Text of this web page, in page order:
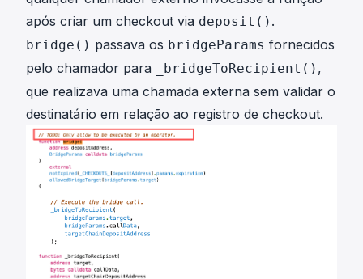
após criar um checkout via deposit() .
bridge() passava os bridgeParams fornecidos
pelo chamador para
_bridgeToRecipient() ,
que realizava uma chamada externa sem validar o
destinatário em relação ao registro de checkout.